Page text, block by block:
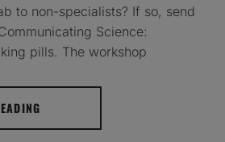
to non-specialists? If so, send
Science:
pills. The workshop